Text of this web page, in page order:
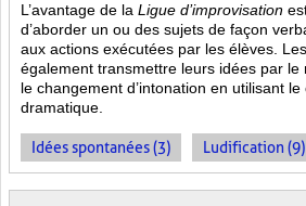
L’avantage de la Ligue d’improvisation
d’aborder un ou des sujets de façon
aux actions exécutées par les élèves.
également transmettre leurs idées par le
le changement d’intonation en utilisant
dramatique.
Idées spontanées (3) Ludification (9)